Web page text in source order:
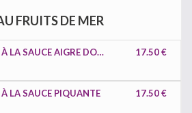
FRUITS DE MER
701. SCAMPIS À LA SAUCE AIGRE DOUCE 17.50 €
LA SAUCE PIQUANTE 17.50 €